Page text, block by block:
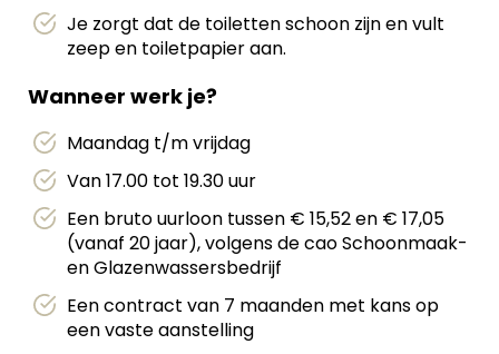
Je zorgt dat de toiletten schoon zijn en vult
zeep en toiletpapier aan.
Wanneer werk je?
Maandag t/m vrijdag
Van 17.00 tot 19.30 uur
Een bruto uurloon tussen € 15,52 en € 17,05
(vanaf 20 jaar), volgens de cao Schoonmaak-
en Glazenwassersbedrijf
Een contract van 7 maanden met kans op
een vaste aanstelling